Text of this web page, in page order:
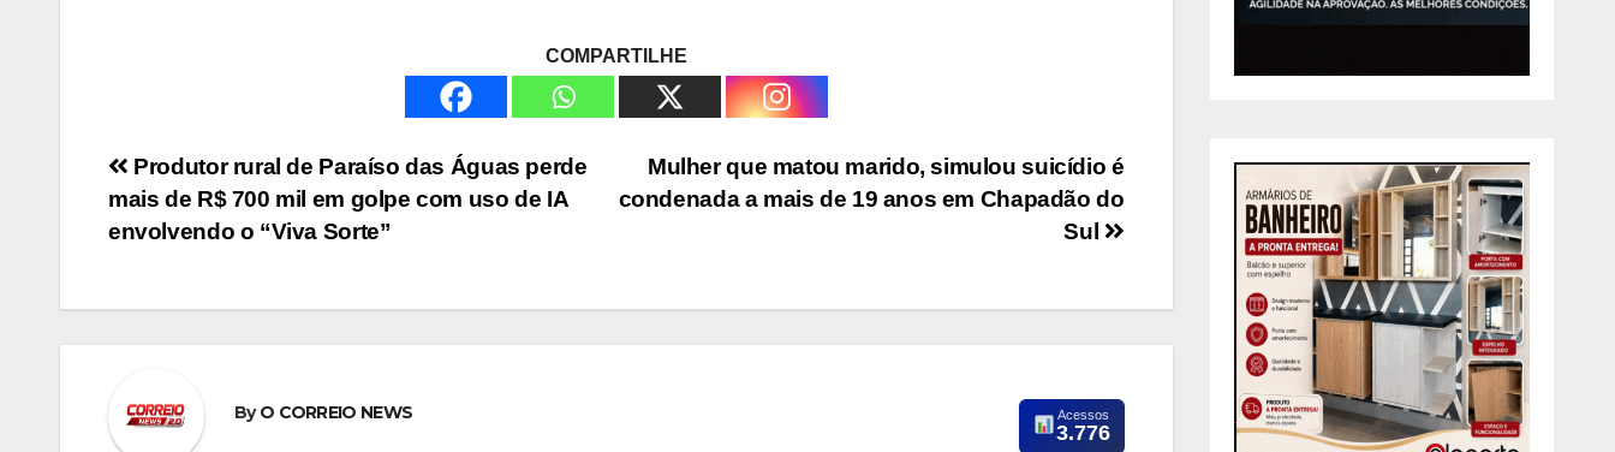
COMPARTILHE
Navegação
de
Mulher que matou marido, simulou suicídio é
condenada a mais de 19 anos em Chapadão do
Sul
Produtor rural de Paraíso das Águas perde
mais de R$ 700 mil em golpe com uso de IA
envolvendo o “Viva Sorte”
ByO CORREIO NEWS Acessos
3.776